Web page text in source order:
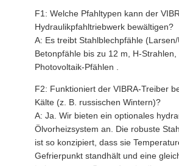
F1: Welche Pfahltypen kann der
Hydraulikpfahltriebwerk bewältigen?
A: Es treibt Stahlblechpfähle (Larsen/
Betonpfähle bis zu 12 m, H-
Photovoltaik-Pfählen .
F2: Funktioniert der VIBRA-Treiber
Kälte (z. B. russischen Wintern)?
A: Ja. Wir bieten ein optionales
Ölvorheizsystem an. Die robuste
ist so konzipiert, dass sie
Gefrierpunkt standhält und eine